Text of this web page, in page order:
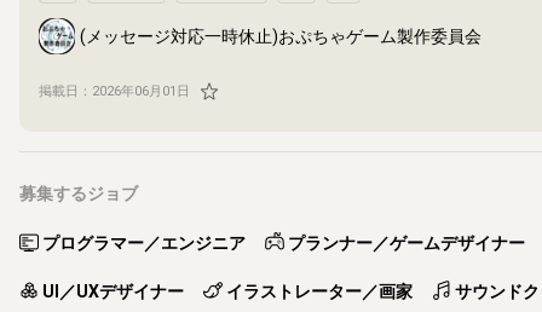
(メッセージ対応一時休止)おぷちゃゲーム製作委員会
掲載日： 2026年06月01日
募集するジョブ
プログラマー／エンジニア プランナー／ゲームデザイナー
UI／UXデザイナー イラストレーター／画家 サウンド